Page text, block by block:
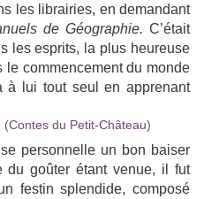
les librairies, en demandant
de Géographie. C’était
les esprits, la plus heureuse
le commencement du monde
à lui tout seul en apprenant
personnelle un bon baiser
du goûter étant venue, il fut
festin splendide, composé